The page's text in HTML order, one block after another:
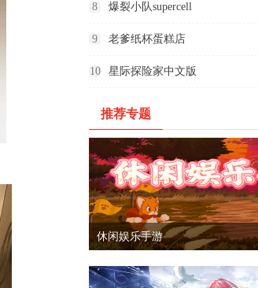
8 爆裂小队supercell
9 老爹纸杯蛋糕店
10 星际探险家中文版
推荐专题
休闲娱乐手游